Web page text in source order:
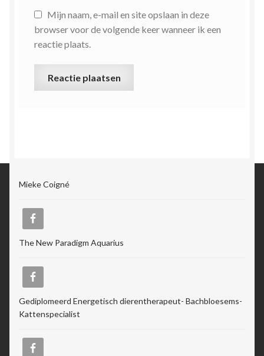
Mijn naam, e-mail en site opslaan in deze
browser voor de volgende keer wanneer ik een
reactie plaats.
Mieke Coigné
The New Paradigm Aquarius
Gediplomeerd Energetisch dierentherapeut- Bachbloesems-
Kattenspecialist